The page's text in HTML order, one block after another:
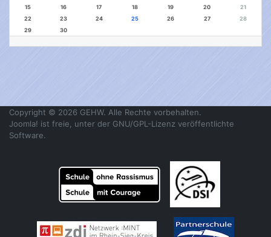
15
16 17 18 19 20
21
22
23 24 25 26 27
28
29
30
Copyright © 2026 GEHW. Alle Rechte vorbehalten.
Joomla! ist freie, unter der GNU/GPL-Lizenz veröffentlichte
Software.